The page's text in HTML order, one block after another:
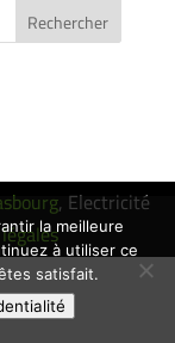
, Electricité
la meilleure
à utiliser ce
satisfait.